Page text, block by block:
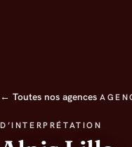
← Toutes nos agences
D’INTERPRÉTATION